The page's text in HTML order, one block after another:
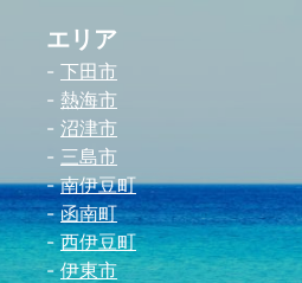
エリア
下田市
熱海市
沼津市
三島市
南伊豆町
函南町
西伊豆町
伊東市